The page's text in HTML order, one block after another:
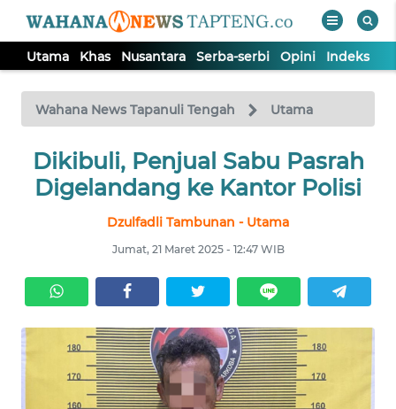
Utama Khas Nusantara Serba-serbi Opini Indeks
Wahana News Tapanuli Tengah Utama
Dikibuli, Penjual Sabu Pasrah
Digelandang ke Kantor Polisi
Dzulfadli Tambunan - Utama
Jumat, 21 Maret 2025 - 12:47 WIB
TV
Tutup
UTAMA
SERBA-
SERBI